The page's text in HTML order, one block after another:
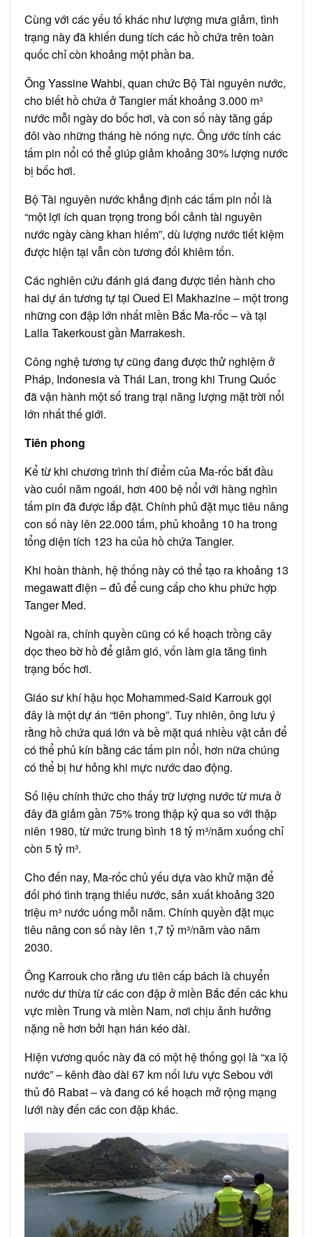
Cùng với các yếu tố khác như lượng mưa giảm, tình
trạng này đã khiến dung tích các hồ chứa trên toàn
quốc chỉ còn khoảng một phần ba.
Ông Yassine Wahbi, quan chức Bộ Tài nguyên nước,
cho biết hồ chứa ở Tangier mất khoảng 3.000 m³
nước mỗi ngày do bốc hơi, và con số này tăng gấp
đôi vào những tháng hè nóng nực. Ông ước tính các
tấm pin nổi có thể giúp giảm khoảng 30% lượng nước
bị bốc hơi.
Bộ Tài nguyên nước khẳng định các tấm pin nổi là
“một lợi ích quan trọng trong bối cảnh tài nguyên
nước ngày càng khan hiếm”, dù lượng nước tiết kiệm
được hiện tại vẫn còn tương đối khiêm tốn.
Các nghiên cứu đánh giá đang được tiến hành cho
hai dự án tương tự tại Oued El Makhazine – một trong
những con đập lớn nhất miền Bắc Ma-rốc – và tại
Lalla Takerkoust gần Marrakesh.
Công nghệ tương tự cũng đang được thử nghiệm ở
Pháp, Indonesia và Thái Lan, trong khi Trung Quốc
đã vận hành một số trang trại năng lượng mặt trời nổi
lớn nhất thế giới.
Tiên phong
Kể từ khi chương trình thí điểm của Ma-rốc bắt đầu
vào cuối năm ngoái, hơn 400 bệ nổi với hàng nghìn
tấm pin đã được lắp đặt. Chính phủ đặt mục tiêu nâng
con số này lên 22.000 tấm, phủ khoảng 10 ha trong
tổng diện tích 123 ha của hồ chứa Tangier.
Khi hoàn thành, hệ thống này có thể tạo ra khoảng 13
megawatt điện – đủ để cung cấp cho khu phức hợp
Tanger Med.
Ngoài ra, chính quyền cũng có kế hoạch trồng cây
dọc theo bờ hồ để giảm gió, vốn làm gia tăng tình
trạng bốc hơi.
Giáo sư khí hậu học Mohammed-Said Karrouk gọi
đây là một dự án “tiên phong”. Tuy nhiên, ông lưu ý
rằng hồ chứa quá lớn và bề mặt quá nhiều vật cản để
có thể phủ kín bằng các tấm pin nổi, hơn nữa chúng
có thể bị hư hỏng khi mực nước dao động.
Số liệu chính thức cho thấy trữ lượng nước từ mưa ở
đây đã giảm gần 75% trong thập kỷ qua so với thập
niên 1980, từ mức trung bình 18 tỷ m³/năm xuống chỉ
còn 5 tỷ m³.
Cho đến nay, Ma-rốc chủ yếu dựa vào khử mặn để
đối phó tình trạng thiếu nước, sản xuất khoảng 320
triệu m³ nước uống mỗi năm. Chính quyền đặt mục
tiêu nâng con số này lên 1,7 tỷ m³/năm vào năm
2030.
Ông Karrouk cho rằng ưu tiên cấp bách là chuyển
nước dư thừa từ các con đập ở miền Bắc đến các khu
vực miền Trung và miền Nam, nơi chịu ảnh hưởng
nặng nề hơn bởi hạn hán kéo dài.
Hiện vương quốc này đã có một hệ thống gọi là “xa lộ
nước” – kênh đào dài 67 km nối lưu vực Sebou với
thủ đô Rabat – và đang có kế hoạch mở rộng mạng
lưới này đến các con đập khác.